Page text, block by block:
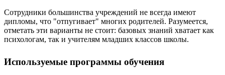
Сотрудники большинства учреждений не всегда имеют
дипломы, что "отпугивает" многих родителей. Разумеется,
отметать эти варианты не стоит: базовых знаний хватает как
психологам, так и учителям младших классов школы.
Используемые программы обучения